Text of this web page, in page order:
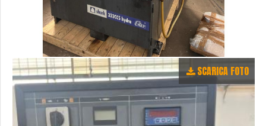
SCARICA FOTO